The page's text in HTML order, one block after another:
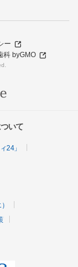
ー
科 byGMO
いて
24」